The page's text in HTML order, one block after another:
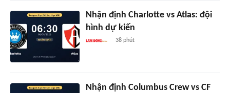
Nhận định Charlotte vs Atlas: đội
hình dự kiến
38 phút
Nhận định Columbus Crew vs CF